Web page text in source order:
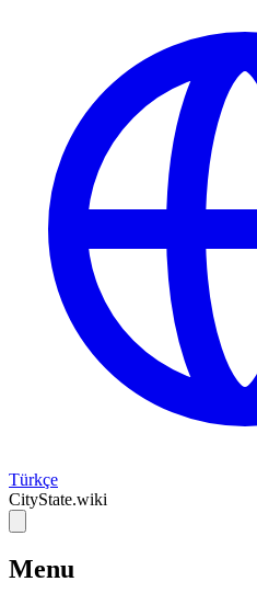
Türkçe
CityState.wiki
Menu